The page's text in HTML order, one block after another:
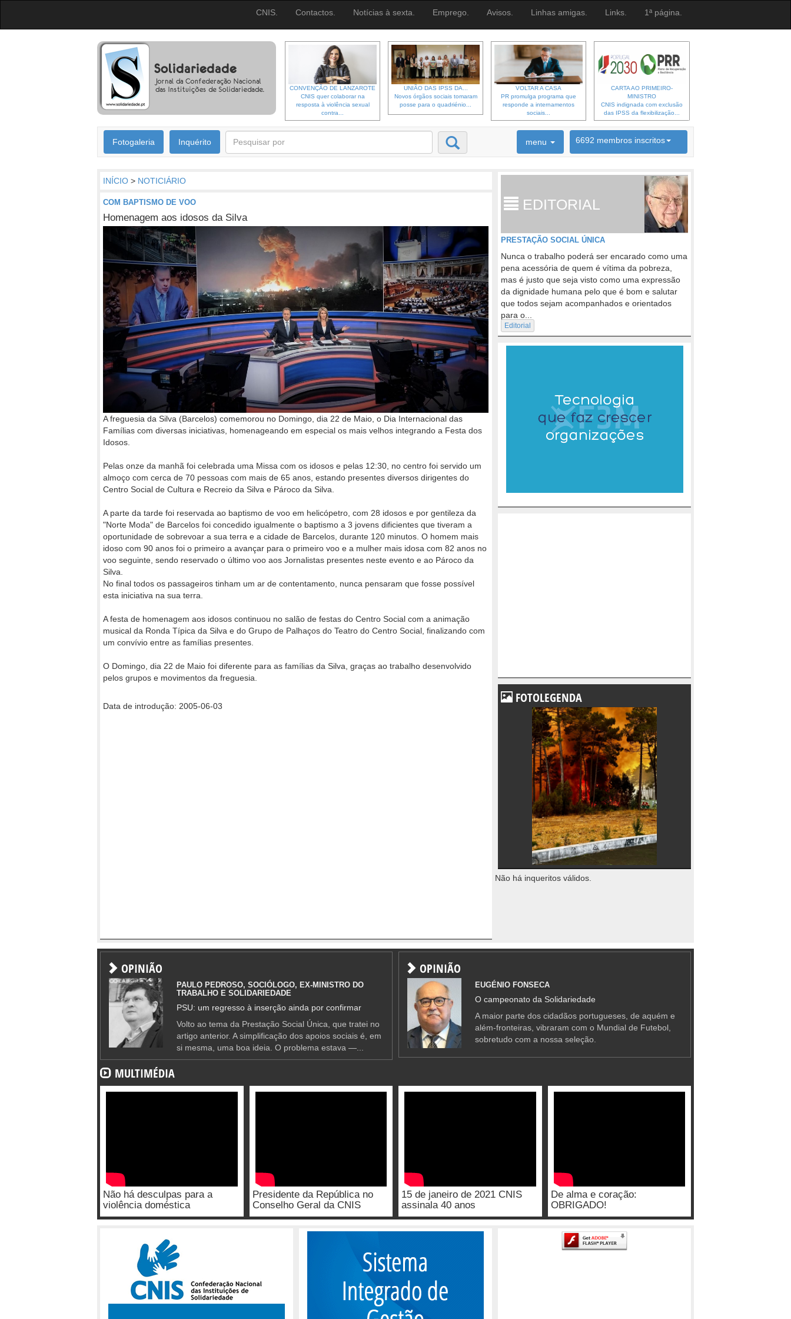
CNIS. Contactos. Notícias à sexta. Emprego. Avisos. Linhas amigas. Links. 1ª página.
CONVENÇÃO DE LANZAROTE
CNIS quer colaborar na
resposta à violência sexual
contra...
UNIÃO DAS IPSS DA...
Novos órgãos sociais tomaram
posse para o quadriénio...
VOLTAR A CASA
PR promulga programa que
responde a internamentos
sociais...
CARTA AO PRIMEIRO-
MINISTRO
CNIS indignada com exclusão
das IPSS da flexibilização...
Fotogaleria Inquérito menu 6692 membros inscritos
INÍCIO > NOTICIÁRIO
COM BAPTISMO DE VOO
Homenagem aos idosos da Silva
A freguesia da Silva (Barcelos) comemorou no Domingo, dia 22 de Maio, o Dia Internacional das
Famílias com diversas iniciativas, homenageando em especial os mais velhos integrando a Festa dos
Idosos.
Pelas onze da manhã foi celebrada uma Missa com os idosos e pelas 12:30, no centro foi servido um
almoço com cerca de 70 pessoas com mais de 65 anos, estando presentes diversos dirigentes do
Centro Social de Cultura e Recreio da Silva e Pároco da Silva.
A parte da tarde foi reservada ao baptismo de voo em helicópetro, com 28 idosos e por gentileza da
"Norte Moda" de Barcelos foi concedido igualmente o baptismo a 3 jovens dificientes que tiveram a
oportunidade de sobrevoar a sua terra e a cidade de Barcelos, durante 120 minutos. O homem mais
idoso com 90 anos foi o primeiro a avançar para o primeiro voo e a mulher mais idosa com 82 anos no
voo seguinte, sendo reservado o último voo aos Jornalistas presentes neste evento e ao Pároco da
Silva.
No final todos os passageiros tinham um ar de contentamento, nunca pensaram que fosse possível
esta iniciativa na sua terra.
A festa de homenagem aos idosos continuou no salão de festas do Centro Social com a animação
musical da Ronda Típica da Silva e do Grupo de Palhaços do Teatro do Centro Social, finalizando com
um convívio entre as famílias presentes.
O Domingo, dia 22 de Maio foi diferente para as famílias da Silva, graças ao trabalho desenvolvido
pelos grupos e movimentos da freguesia.
Data de introdução: 2005-06-03
EDITORIAL
PRESTAÇÃO SOCIAL ÚNICA
Nunca o trabalho poderá ser encarado como uma
pena acessória de quem é vítima da pobreza,
mas é justo que seja visto como uma expressão
da dignidade humana pelo que é bom e salutar
que todos sejam acompanhados e orientados
para o...
Editorial
FOTOLEGENDA
Não há inqueritos válidos.
OPINIÃO
PAULO PEDROSO, SOCIÓLOGO, EX-MINISTRO DO
TRABALHO E SOLIDARIEDADE
PSU: um regresso à inserção ainda por confirmar
Volto ao tema da Prestação Social Única, que tratei no
artigo anterior. A simplificação dos apoios sociais é, em
si mesma, uma boa ideia. O problema estava —...
OPINIÃO
EUGÉNIO FONSECA
O campeonato da Solidariedade
A maior parte dos cidadãos portugueses, de aquém e
além-fronteiras, vibraram com o Mundial de Futebol,
sobretudo com a nossa seleção.
MULTIMÉDIA
Não há desculpas para a
violência doméstica
Presidente da República no
Conselho Geral da CNIS
15 de janeiro de 2021 CNIS
assinala 40 anos
De alma e coração:
OBRIGADO!